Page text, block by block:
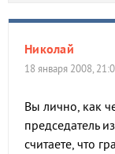
Николай
18 января 2008,
Вы лично, как
председатель
считаете, что